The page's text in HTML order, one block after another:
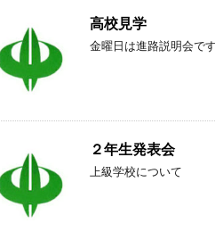
高校見学
金曜日は進路説明会で
２年生発表会
上級学校について